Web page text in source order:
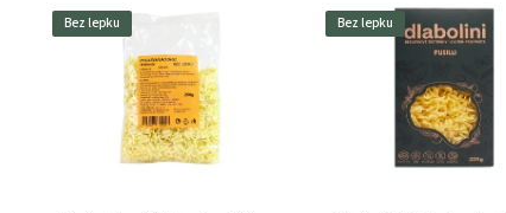
Bez lepku Bez lepku